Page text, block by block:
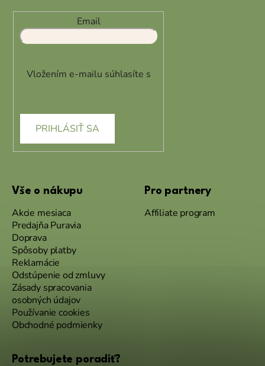
Email
Vložením e-mailu súhlasíte s
PRIHLÁSIŤ SA
Vše o nákupu
Akcie mesiaca
Predajňa Puravia
Doprava
Spôsoby platby
Reklamácie
Odstúpenie od zmluvy
Zásady spracovania
osobných údajov
Používanie cookies
Obchodné podmienky
Pro partnery
Affiliate program
Potrebujete poradiť?